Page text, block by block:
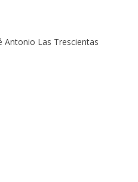
Antonio Las Trescientas